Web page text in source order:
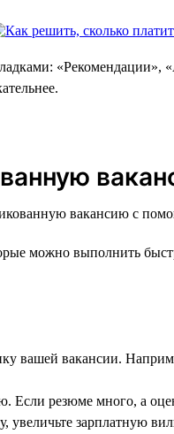
«Рекомендации»,
вакансию с
можно выполнить
вашей вакансии.
Если резюме много, а
зарплатную